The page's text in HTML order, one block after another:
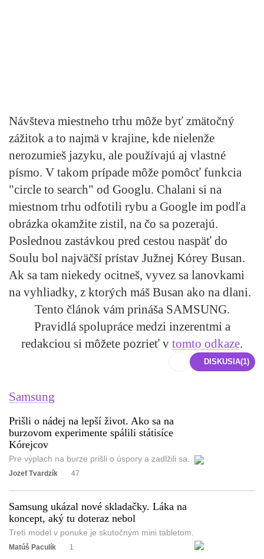
Návšteva miestneho trhu môže byť zmätočný
zážitok a to najmä v krajine, kde nielenže
nerozumieš jazyku, ale používajú aj vlastné
písmo. V takom prípade môže pomôcť funkcia
"circle to search" od Googlu. Chalani si na
miestnom trhu odfotili rybu a Google im podľa
obrázka okamžite zistil, na čo sa pozerajú.
Poslednou zastávkou pred cestou naspäť do
Soulu bol najväčší prístav Južnej Kórey Busan.
Ak sa tam niekedy ocitneš, vyvez sa lanovkami
na vyhliadky, z ktorých máš Busan ako na dlani.
Tento článok vám prináša SAMSUNG.
Pravidlá spolupráce medzi inzerentmi a
redakciou si môžete pozrieť v tomto odkaze.
DISKUSIA(1)
Samsung
Prišli o nádej na lepší život. Ako sa na
burzovom experimente spálili státisíce
Kórejcov
Pre výplach na burze prišli o úspory a zadlžili sa.
Jozef Tvardzík 47
Samsung ukázal nové skladačky. Láka na
koncept, aký tu doteraz nebol
Tretí model v ponuke je skutočným mini tabletom.
Matúš Paculík 1